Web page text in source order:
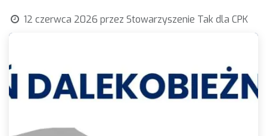
12 czerwca 2026 przez Stowarzyszenie Tak dla CPK